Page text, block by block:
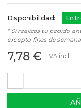
Disponibilidad:
* Si realizas tu pedido
excepto fines de
7,78 € IVA incl.
-